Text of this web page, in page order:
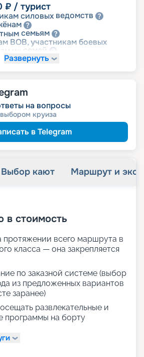
₽ / турист
силовых ведомств
семьям
ВОВ, участникам боевых
их семей
Развернуть
на вопросы
круиза
в Telegram
Выбор кают Маршрут и
в стоимость
всего маршрута в
класса — она закрепляется
по заказной системе (выбор
из предложенных вариантов
заранее)
развлекательные и
программы на борту